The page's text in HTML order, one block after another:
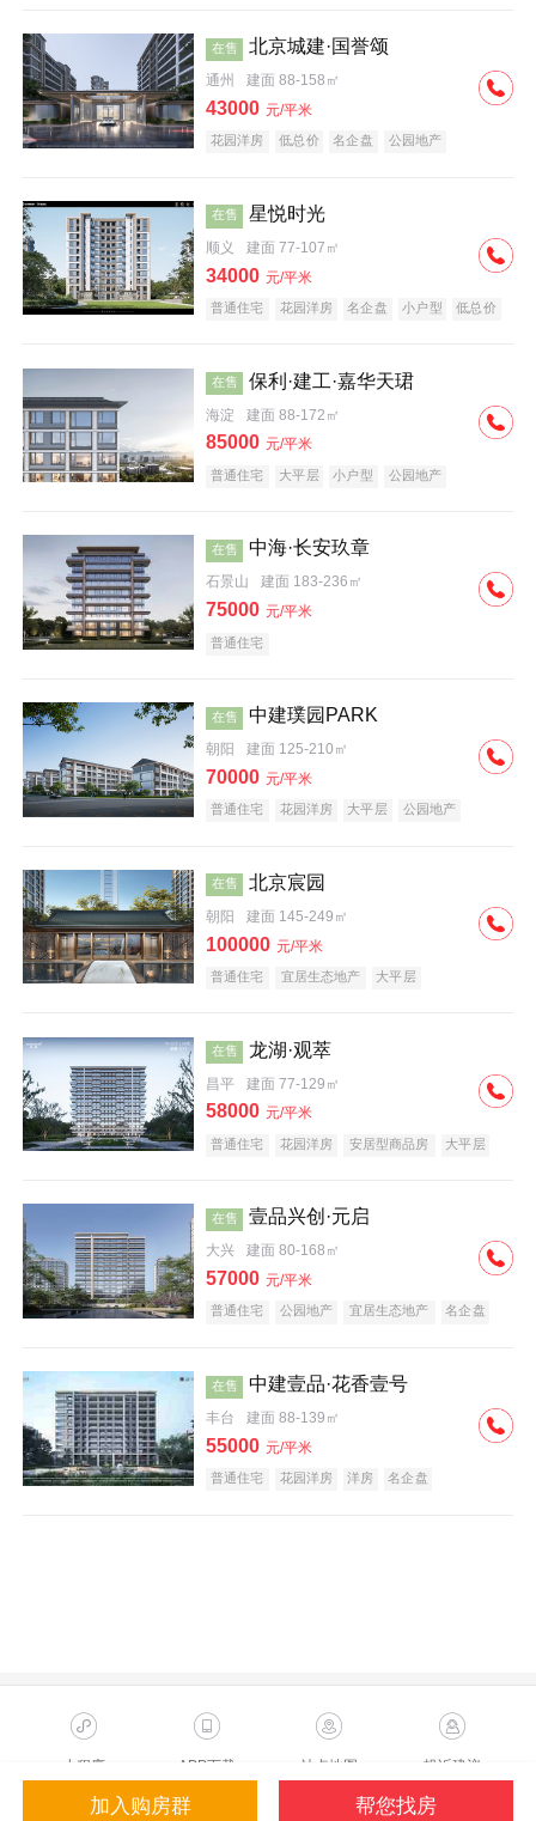
在售 北京城建·国誉颂
通州 建面 88-158㎡
43000 元/平米
花园洋房 低总价 名企盘 公园地产
在售 星悦时光
顺义 建面 77-107㎡
34000 元/平米
普通住宅 花园洋房 名企盘 小户型 低总价
在售 保利·建工·嘉华天珺
海淀 建面 88-172㎡
85000 元/平米
普通住宅 大平层 小户型
公园地产
在售 中海·长安玖章
石景山 建面 183-236㎡
75000 元/平米
普通住宅
在售 中建璞园PARK
朝阳 建面 125-210㎡
70000 元/平米
普通住宅 花园洋房 大平层
公园地产
在售 北京宸园
朝阳 建面 145-249㎡
100000 元/平米
普通住宅 宜居生态地产 大平层
在售 龙湖·观萃
昌平 建面 77-129㎡
58000 元/平米
普通住宅 花园洋房 安居型商品房
大平层
在售 壹品兴创·元启
大兴 建面 80-168㎡
57000 元/平米
普通住宅 公园地产 宜居生态地产 名企盘
在售 中建壹品·花香壹号
丰台 建面 88-139㎡
55000 元/平米
普通住宅 花园洋房 洋房 名企盘
加入购房群 帮您找房
小程序 APP下载 站点地图 投诉建议